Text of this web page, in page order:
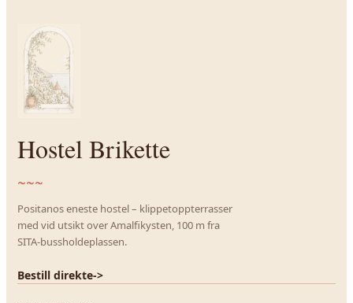
Hostel Brikette
~~~
Positanos eneste hostel – klippetoppterrasser
med vid utsikt over Amalfikysten, 100 m fra
SITA-bussholdeplassen.
Bestill direkte->